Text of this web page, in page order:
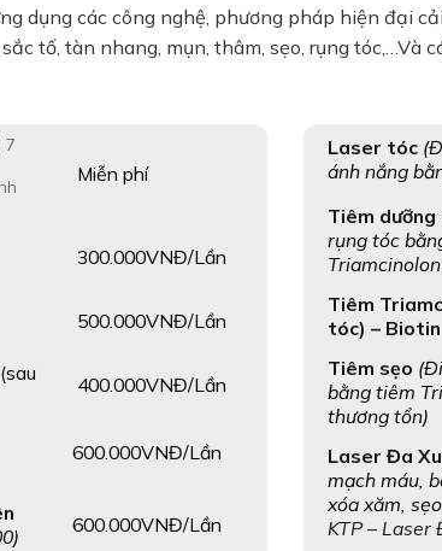
dụng các công nghệ, phương pháp hiện đại
tố, tàn nhang, mụn, thâm, sẹo, rụng tóc,…Và
7
Miễn phí
300.000VNĐ/Lần
500.000VNĐ/Lần
(sau
400.000VNĐ/Lần
600.000VNĐ/Lần
600.000VNĐ/Lần
Laser tóc
ánh nắng
Tiêm
rụng tóc
Tiêm
tóc) – Biotin
Tiêm sẹo
bằng tiêm
thương tổn)
Laser Đa
mạch máu,
xóa xăm,
KTP – Laser